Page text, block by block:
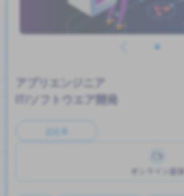
アプリエンジニア
IT/ソフトウエア開発
正社員
オンライン面接